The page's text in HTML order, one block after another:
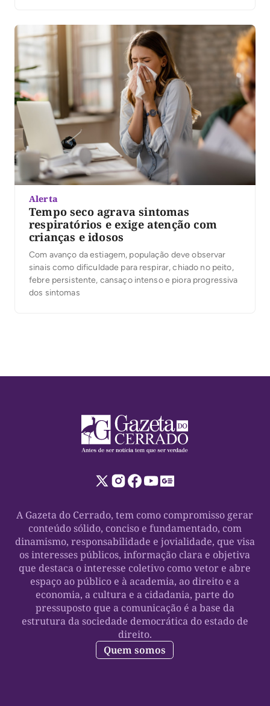
Alerta
Tempo seco agrava sintomas
respiratórios e exige atenção com
crianças e idosos
Com avanço da estiagem, população deve observar
sinais como dificuldade para respirar, chiado no peito,
febre persistente, cansaço intenso e piora progressiva
dos sintomas
A Gazeta do Cerrado, tem como compromisso gerar
conteúdo sólido, conciso e fundamentado, com
dinamismo, responsabilidade e jovialidade, que visa
os interesses públicos, informação clara e objetiva
que destaca o interesse coletivo como vetor e abre
espaço ao público e à academia, ao direito e a
economia, a cultura e a cidadania, parte do
pressuposto que a comunicação é a base da
estrutura da sociedade democrática do estado de
direito.
Quem somos